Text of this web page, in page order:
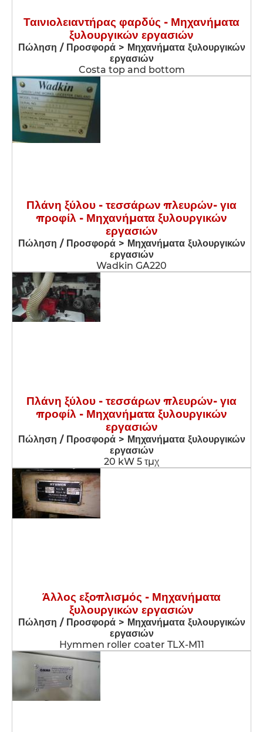
Ταινιολειαντήρας φαρδύς - Μηχανήματα
ξυλουργικών εργασιών
Πώληση / Προσφορά > Μηχανήματα ξυλουργικών
εργασιών
Costa top and bottom
Πλάνη ξύλου - τεσσάρων πλευρών- για
προφίλ - Μηχανήματα ξυλουργικών
εργασιών
Πώληση / Προσφορά > Μηχανήματα ξυλουργικών
εργασιών
Wadkin GA220
Πλάνη ξύλου - τεσσάρων πλευρών- για
προφίλ - Μηχανήματα ξυλουργικών
εργασιών
Πώληση / Προσφορά > Μηχανήματα ξυλουργικών
εργασιών
20 kW 5 τμχ
Άλλος εξοπλισμός - Μηχανήματα
ξυλουργικών εργασιών
Πώληση / Προσφορά > Μηχανήματα ξυλουργικών
εργασιών
Hymmen roller coater TLX-M11